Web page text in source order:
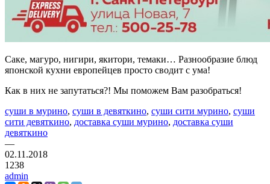
Саке, магуро, нигири, якитори, темаки… Разнообразие блюд
японской кухни европейцев просто сводит с ума!
Как в них не запутаться?! Мы поможем Вам разобраться!
суши в мурино, суши в девяткино, суши сити мурино, суши
сити девяткино, доставка суши мурино, доставка суши
девяткино
—
02.11.2018
1238
admin